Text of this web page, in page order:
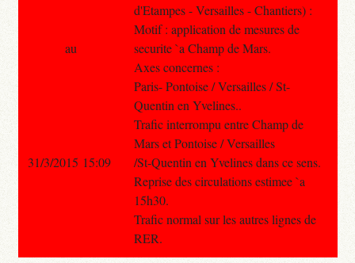
d'Etampes - Versailles - Chantiers) :
Motif : application de mesures de
securite `a Champ de Mars.
Axes concernes :
Paris- Pontoise / Versailles / St-
Quentin en Yvelines..
Trafic interrompu entre Champ de
Mars et Pontoise / Versailles
/St-Quentin en Yvelines dans ce sens.
Reprise des circulations estimee `a
15h30.
Trafic normal sur les autres lignes de
RER.
au
31/3/2015 15:09